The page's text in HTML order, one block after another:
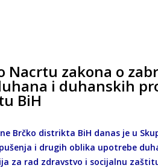
Nacrtu zakona o
i duhanskih
BiH
Brčko distrikta BiH danas je u
i drugih oblika upotrebe
za rad zdravstvo i socijalnu